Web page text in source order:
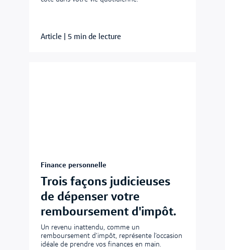
Article 5 min de lecture
Finance personnelle
Trois façons judicieuses
de dépenser votre
remboursement d'impôt.
Un revenu inattendu, comme un
remboursement d’impôt, représente l’occasion
idéale de prendre vos finances en main.